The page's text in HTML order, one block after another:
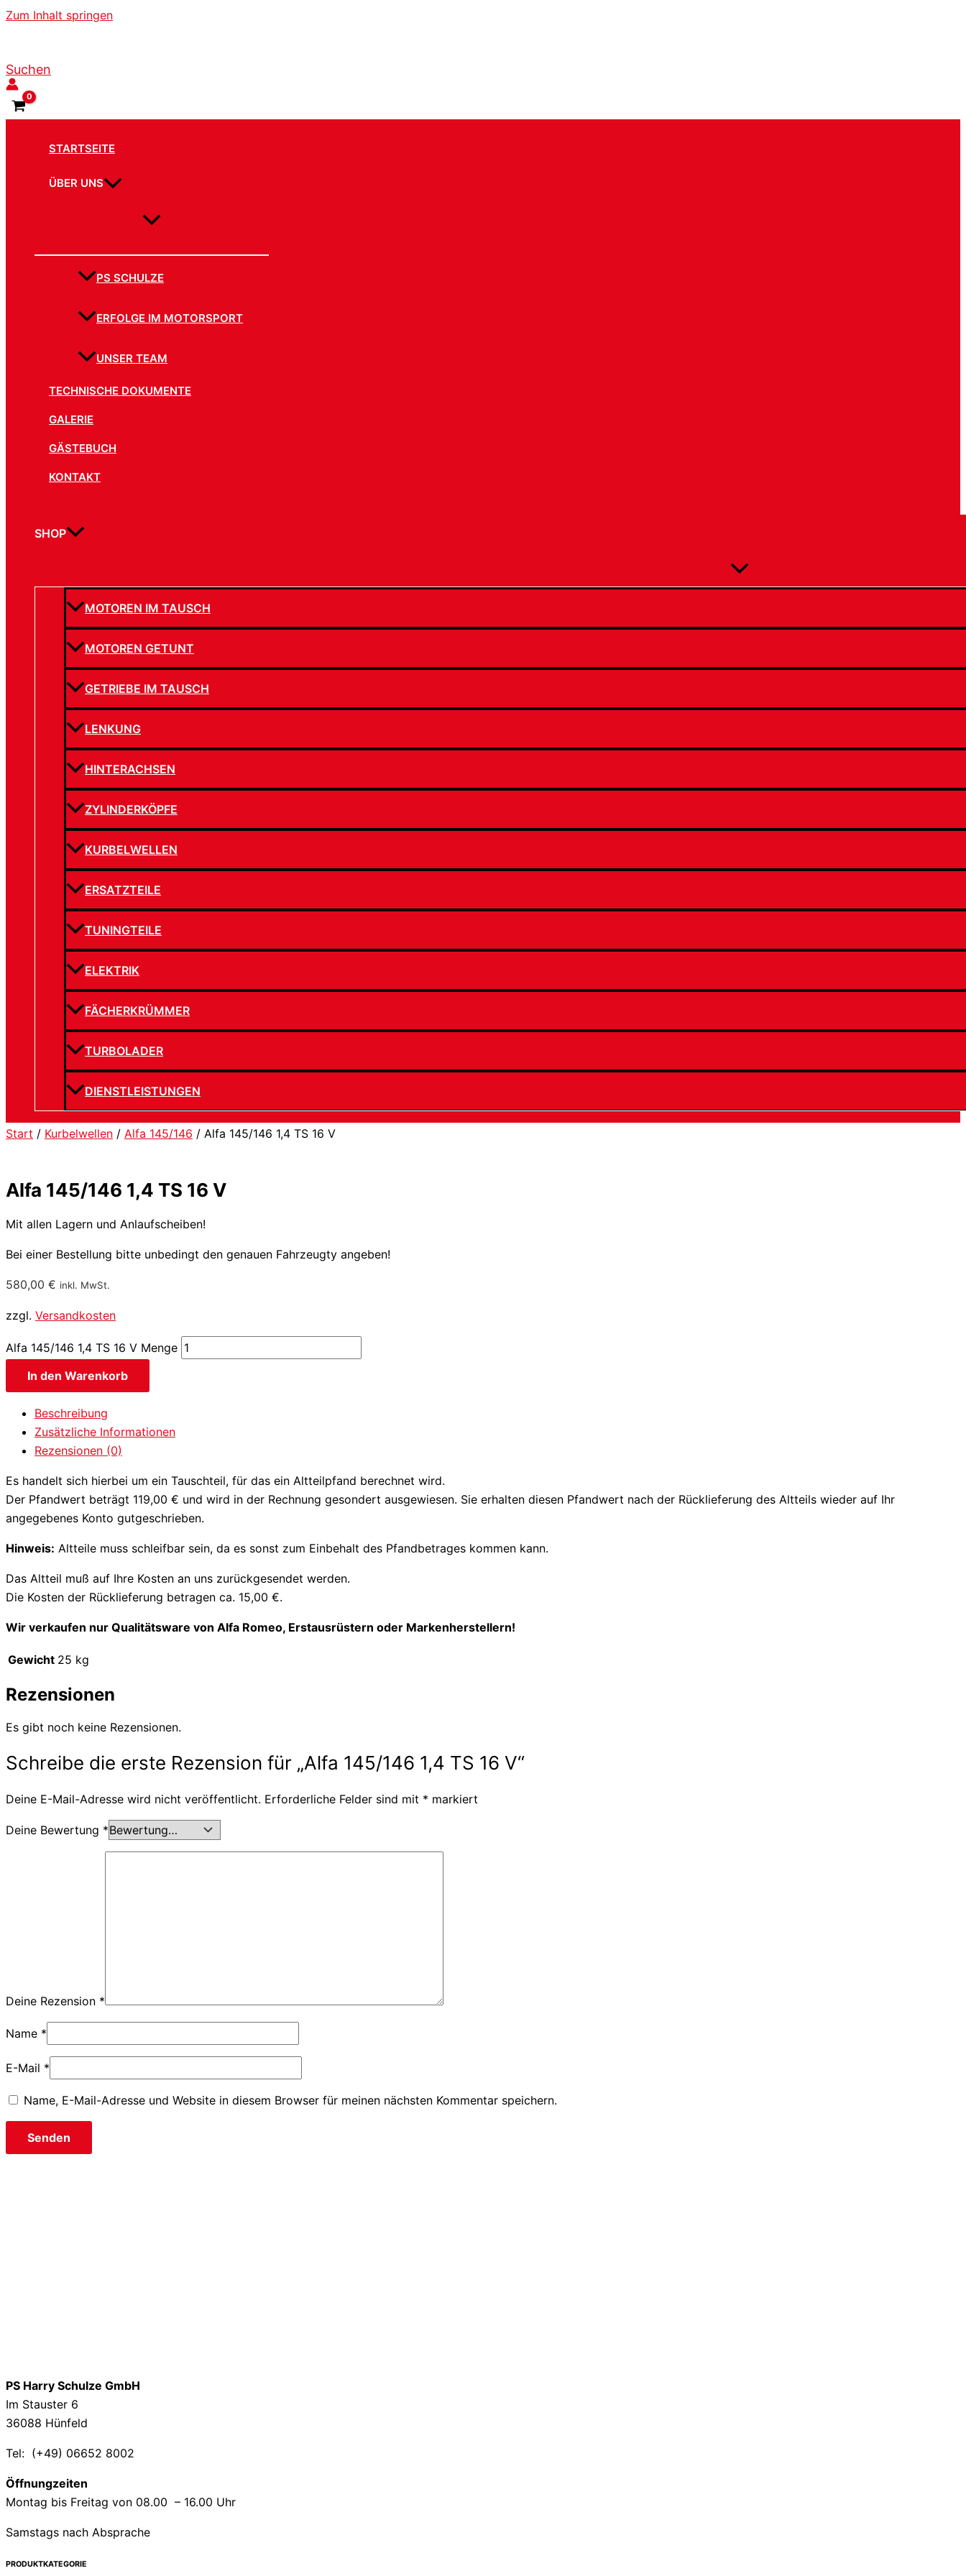
Zum Inhalt springen
Suchen
STARTSEITE
ÜBER UNS
PS SCHULZE
ERFOLGE IM MOTORSPORT
UNSER TEAM
TECHNISCHE DOKUMENTE
GALERIE
GÄSTEBUCH
KONTAKT
SHOP
MOTOREN IM TAUSCH
MOTOREN GETUNT
GETRIEBE IM TAUSCH
LENKUNG
HINTERACHSEN
ZYLINDERKÖPFE
KURBELWELLEN
ERSATZTEILE
TUNINGTEILE
ELEKTRIK
FÄCHERKRÜMMER
TURBOLADER
DIENSTLEISTUNGEN
Start / Kurbelwellen / Alfa 145/146 / Alfa 145/146 1,4 TS 16 V
Alfa 145/146 1,4 TS 16 V
Mit allen Lagern und Anlaufscheiben!
Bei einer Bestellung bitte unbedingt den genauen Fahrzeugty angeben!
580,00 € inkl. MwSt.
zzgl. Versandkosten
Alfa 145/146 1,4 TS 16 V Menge
In den Warenkorb
Beschreibung
Zusätzliche Informationen
Rezensionen (0)
Es handelt sich hierbei um ein Tauschteil, für das ein Altteilpfand berechnet wird.
Der Pfandwert beträgt 119,00 € und wird in der Rechnung gesondert ausgewiesen. Sie erhalten diesen Pfandwert nach der Rücklieferung des Altteils wieder auf Ihr
angegebenes Konto gutgeschrieben.
Hinweis: Altteile muss schleifbar sein, da es sonst zum Einbehalt des Pfandbetrages kommen kann.
Das Altteil muß auf Ihre Kosten an uns zurückgesendet werden.
Die Kosten der Rücklieferung betragen ca. 15,00 €.
Wir verkaufen nur Qualitätsware von Alfa Romeo, Erstausrüstern oder Markenherstellern!
Gewicht 25 kg
Rezensionen
Es gibt noch keine Rezensionen.
Schreibe die erste Rezension für „Alfa 145/146 1,4 TS 16 V“
Deine E-Mail-Adresse wird nicht veröffentlicht. Erforderliche Felder sind mit * markiert
Deine Bewertung *
Deine Rezension *
Name *
E-Mail *
Name, E-Mail-Adresse und Website in diesem Browser für meinen nächsten Kommentar speichern.
PS Harry Schulze GmbH
Im Stauster 6
36088 Hünfeld
Tel: (+49) 06652 8002
Öffnungzeiten
Montag bis Freitag von 08.00 – 16.00 Uhr
Samstags nach Absprache
PRODUKTKATEGORIE